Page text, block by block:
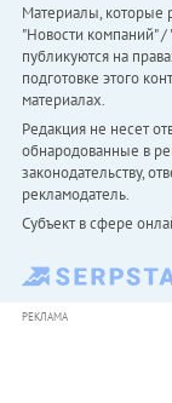
Материалы, которые
"Новости компаний"
публикуются на
подготовке этого
материалах.
Редакция не несет
обнародованные в
законодательству,
рекламодатель.
Субъект в сфере
РЕКЛАМА